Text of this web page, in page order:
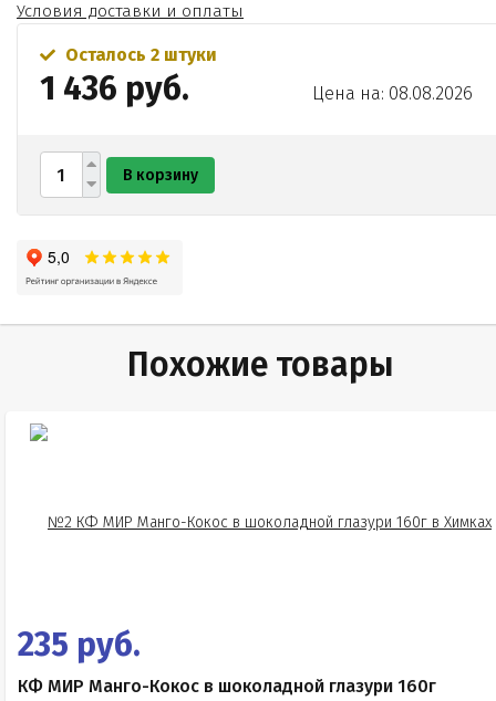
Условия доставки и оплаты
Осталось 2 штуки
1 436 руб. Цена на: 08.08.2026
В корзину
Похожие товары
235 руб.
КФ МИР Манго-Кокос в шоколадной глазури 160г